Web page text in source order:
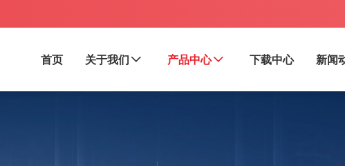
首页 关于我们 产品中心 下载中心 新闻